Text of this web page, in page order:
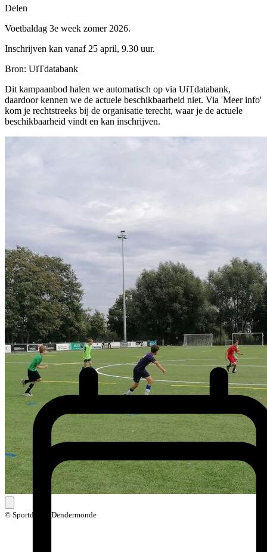
Delen
Voetbaldag 3e week zomer 2026.
Inschrijven kan vanaf 25 april, 9.30 uur.
Bron: UiTdatabank
Dit kampaanbod halen we automatisch op via UiTdatabank,
daardoor kennen we de actuele beschikbaarheid niet. Via 'Meer info'
kom je rechtstreeks bij de organisatie terecht, waar je de actuele
beschikbaarheid vindt en kan inschrijven.
© Sportdienst Dendermonde